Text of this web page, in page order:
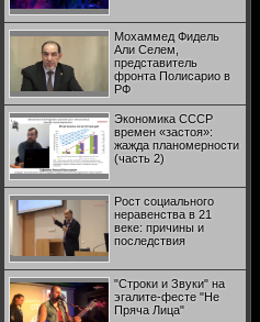
Мохаммед Фидель
Али Селем,
представитель
фронта Полисарио в
РФ
Экономика СССР
времен «застоя»:
жажда планомерности
(часть 2)
Рост социального
неравенства в 21
веке: причины и
последствия
"Строки и Звуки" на
эгалите-фесте "Не
Пряча Лица"